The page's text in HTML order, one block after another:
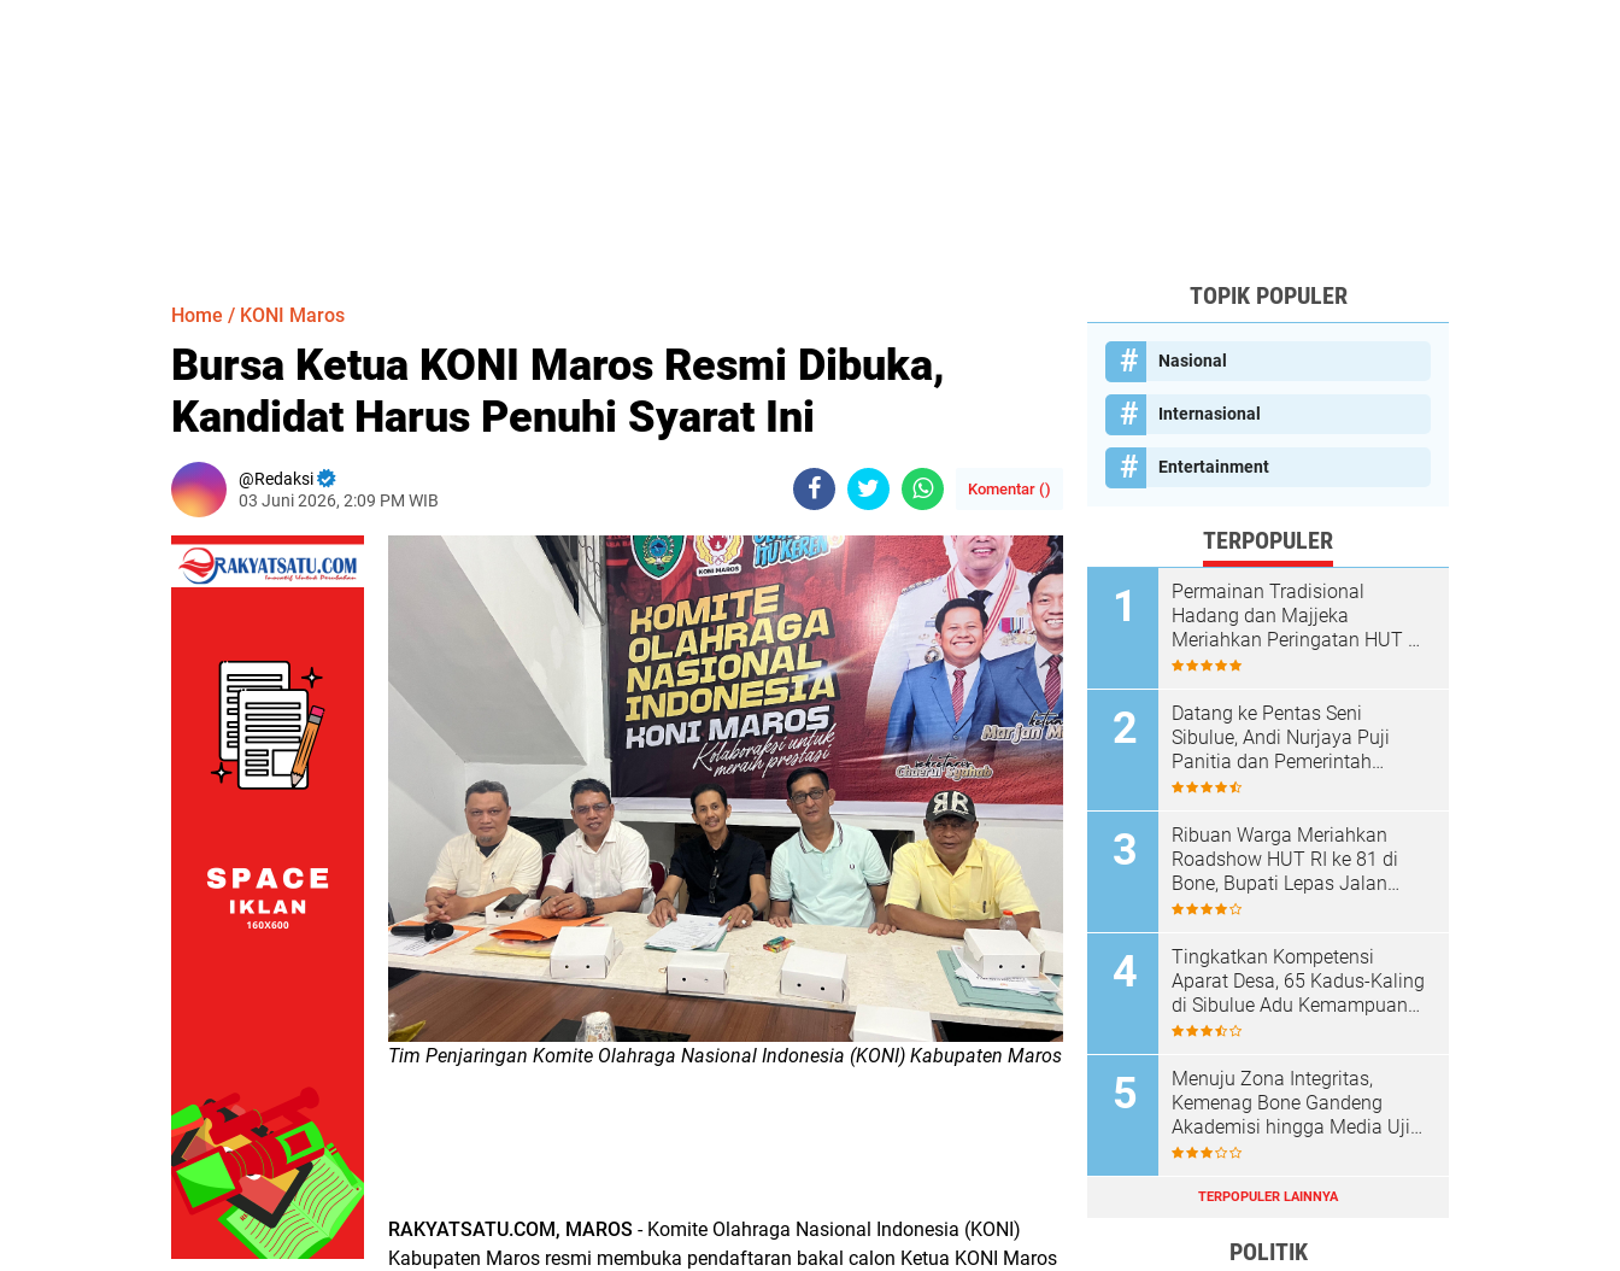
Home / KONI Maros
Bursa Ketua KONI Maros Resmi Dibuka,
Kandidat Harus Penuhi Syarat Ini
Redaksi
03 Juni 2026, 2:09 PM WIB
Komentar ()
Tim Penjaringan Komite Olahraga Nasional Indonesia (KONI) Kabupaten Maros
RAKYATSATU.COM, MAROS - Komite Olahraga Nasional Indonesia (KONI)
Kabupaten Maros resmi membuka pendaftaran bakal calon Ketua KONI Maros
TOPIK POPULER
Nasional
Internasional
Entertainment
TERPOPULER
Permainan Tradisional
Hadang dan Majjeka
Meriahkan Peringatan HUT RI
di Sibulue
Datang ke Pentas Seni
Sibulue, Andi Nurjaya Puji
Panitia dan Pemerintah
Kecamatan
Ribuan Warga Meriahkan
Roadshow HUT RI ke 81 di
Bone, Bupati Lepas Jalan
Santai
Tingkatkan Kompetensi
Aparat Desa, 65 Kadus-Kaling
di Sibulue Adu Kemampuan
Berpidato
Menuju Zona Integritas,
Kemenag Bone Gandeng
Akademisi hingga Media Uji
Standar Pelayanan
TERPOPULER LAINNYA
POLITIK